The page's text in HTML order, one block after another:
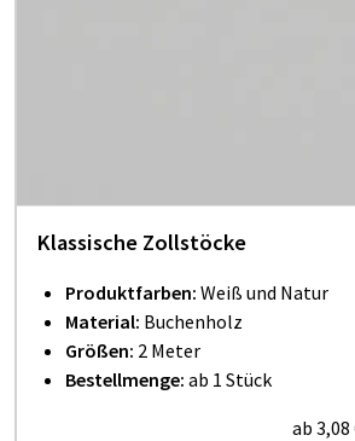
Klassische Zollstöcke
Produktfarben: Weiß und Natur
Material: Buchenholz
Größen: 2 Meter
Bestellmenge: ab 1 Stück
ab 3,08